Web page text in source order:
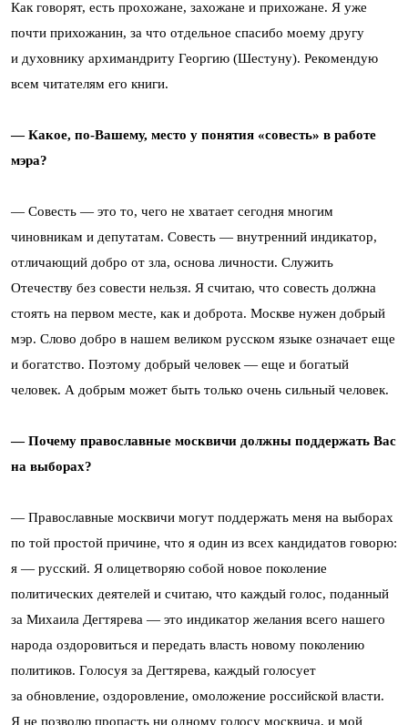
Как говорят, есть прохожане, захожане и прихожане. Я уже
почти прихожанин, за что отдельное спасибо моему другу
и духовнику архимандриту Георгию (Шестуну). Рекомендую
всем читателям его книги.
— Какое, по-Вашему, место у понятия «совесть» в работе
мэра?
— Совесть — это то, чего не хватает сегодня многим
чиновникам и депутатам. Совесть — внутренний индикатор,
отличающий добро от зла, основа личности. Служить
Отечеству без совести нельзя. Я считаю, что совесть должна
стоять на первом месте, как и доброта. Москве нужен добрый
мэр. Слово добро в нашем великом русском языке означает еще
и богатство. Поэтому добрый человек — еще и богатый
человек. А добрым может быть только очень сильный человек.
— Почему православные москвичи должны поддержать Вас
на выборах?
— Православные москвичи могут поддержать меня на выборах
по той простой причине, что я один из всех кандидатов говорю:
я — русский. Я олицетворяю собой новое поколение
политических деятелей и считаю, что каждый голос, поданный
за Михаила Дегтярева — это индикатор желания всего нашего
народа оздоровиться и передать власть новому поколению
политиков. Голосуя за Дегтярева, каждый голосует
за обновление, оздоровление, омоложение российской власти.
Я не позволю пропасть ни одному голосу москвича, и мой